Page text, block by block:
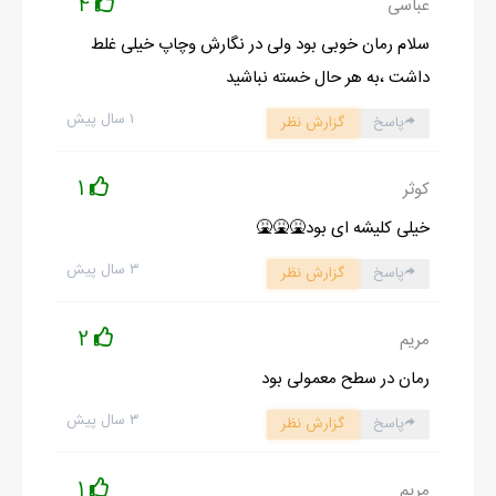
سالها از این اتفاق میگذشت و کسی از زهره خبر نداشت تا اینکه رضا
به طور اتفاقی توسط یکی از دوستاش که کویت کار می کرد می تونه
ردی از فواد پیدا کنه رضا به صورت پنهانی با زهره شروع به مکاتبه می
رضا پست کنه به این ترتییب خواهر و برادر از حال هم باخبر می
شن.در همین سالها من و رضا با هم ازدواج کردیم بعد ها فهمیدم که
من هم مثل زهره برای بچه دار شدن مشکل دارم و پس از مراجعه به
پزشک فهمیدم که عوامل خونی باعث این جریانه.
رضا پیشنهاد کرد که فرزندی رو رو قبول کرده و بزرگ کنیم هنگام مراجعه
به مرکز به شدت شیفته دختر و پسری شدیم که خواهر و برادر بودن به
این ترتیب مقصود و ویدا رو انتخاب کردیم یکسال از اومدن مقصود و
ویدا می گذشت که متوجه شدم که خداوند لطفش رو شامل حال ما
رو به ما عطا کرد پدر رضا وقتی از جریان بچه ها با خبر شد از رضا
عباسی
سلام رمان خوبی بود ولی در نگارش وچاپ خیلی غلط
داشت ،به هر حال خسته نباشید
۱ سال پیش پاسخ گزارش نظر
کوثر 1
خیلی کلیشه ای بود🤮🤮🤮
۳ سال پیش پاسخ گزارش نظر
مریم 2
رمان در سطح معمولی بود
۳ سال پیش پاسخ گزارش نظر
مریم